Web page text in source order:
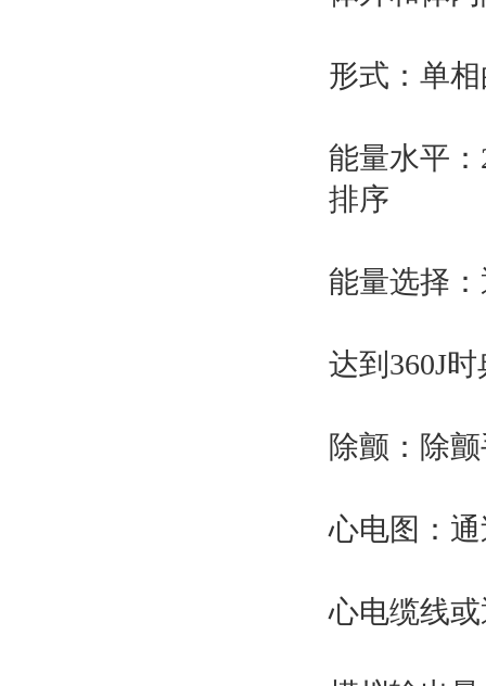
形式：单
能量水平：
排序
能量选择
达到360J
除颤：除
心电图：
心电缆线